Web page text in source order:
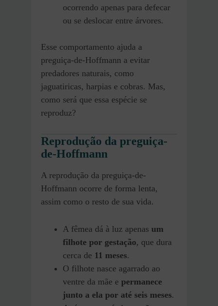
ocorrendo apenas para defecar
ou se deslocar entre árvores.
Esse comportamento ajuda a
preguiça-de-Hoffmann a evitar
predadores naturais, como
jaguatiricas, harpias e cobras. Mas,
como será que essa espécie se
reproduz?
Reprodução da preguiça-
de-Hoffmann
A reprodução da preguiça-de-
Hoffmann ocorre de forma lenta,
assim como o resto de sua vida.
A fêmea dá à luz apenas um
filhote por gestação, que dura
cerca de 11 meses.
O filhote nasce agarrado ao
ventre da mãe e permanece
junto a ela por até seis meses.